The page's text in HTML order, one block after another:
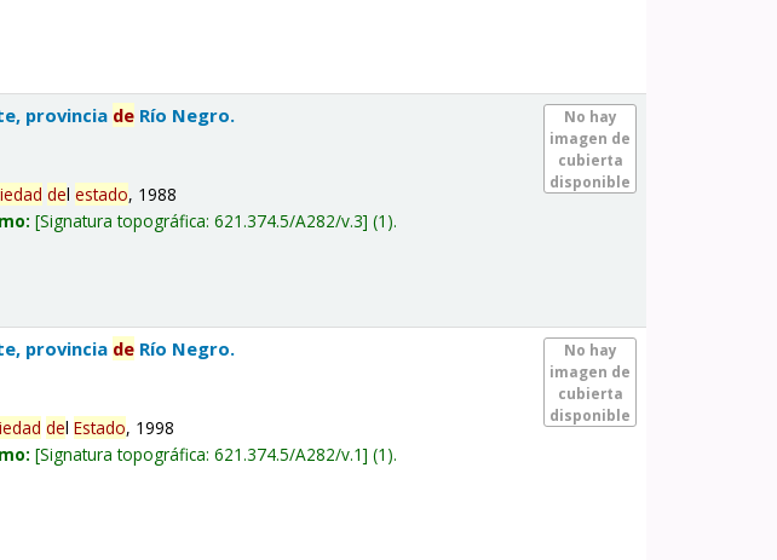
No hay
imagen de
cubierta
disponible
provincia de Río Negro.
delestado, 1988
Signatura topográfica:621.374.5/A282/v.3 (1).
No hay
imagen de
cubierta
disponible
provincia de Río Negro.
delEstado, 1998
Signatura topográfica:621.374.5/A282/v.1 (1).